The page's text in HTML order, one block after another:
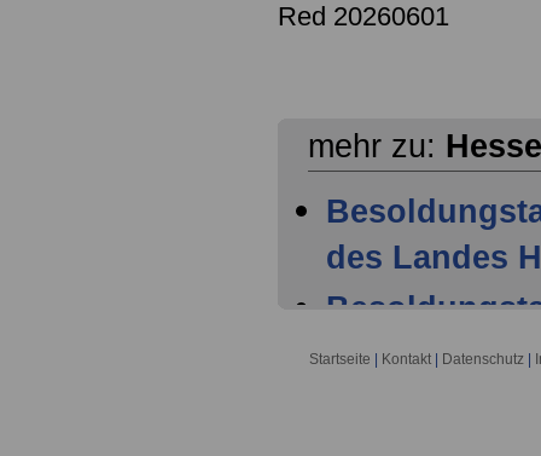
Red 20260601
mehr zu:
des Landes
des Landes
Startseite Kontakt Datenschutz